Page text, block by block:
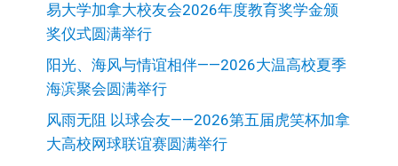
易大学加拿大校友会2026年度教育奖学金颁
奖仪式圆满举行
阳光、海风与情谊相伴——2026大温高校夏季
海滨聚会圆满举行
风雨无阻 以球会友——2026第五届虎笑杯加拿
大高校网球联谊赛圆满举行